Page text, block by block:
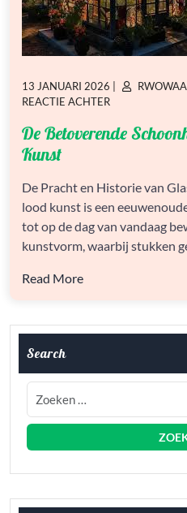
GEPLAATST
OP
13 JANUARI 2026
GEPLAATST
REACTIE ACHTEROP
BETOVERENDE
IN-
LOOD
KUNST
De Betoverende
Kunst
De Pracht en Historie van
lood kunst is een
tot op de dag van vandaag
kunstvorm, waarbij stukken
Read More
Search